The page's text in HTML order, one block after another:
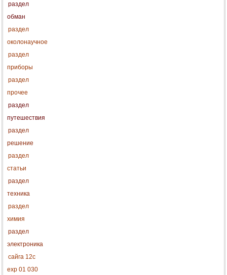
раздел
обман
раздел
околонаучное
раздел
приборы
раздел
прочее
раздел
путешествия
раздел
решение
раздел
статьи
раздел
техника
раздел
химия
раздел
электроника
сайга 12с
exp 01 030